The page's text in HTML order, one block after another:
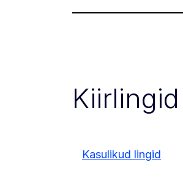
Kiirlingid
Kasulikud lingid